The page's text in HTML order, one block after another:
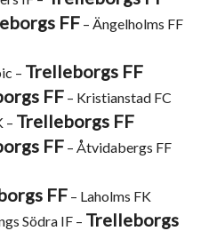
FF – Ängelholms FF
– Trelleborgs FF
FF – Kristianstad FC
– Trelleborgs FF
FF – Åtvidabergs FF
FF – Laholms FK
Södra IF – Trelleborgs